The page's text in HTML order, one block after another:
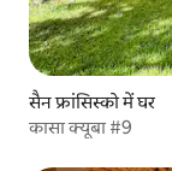
सैन फ्रांसिस्को में घर
कासा क्यूबा #9